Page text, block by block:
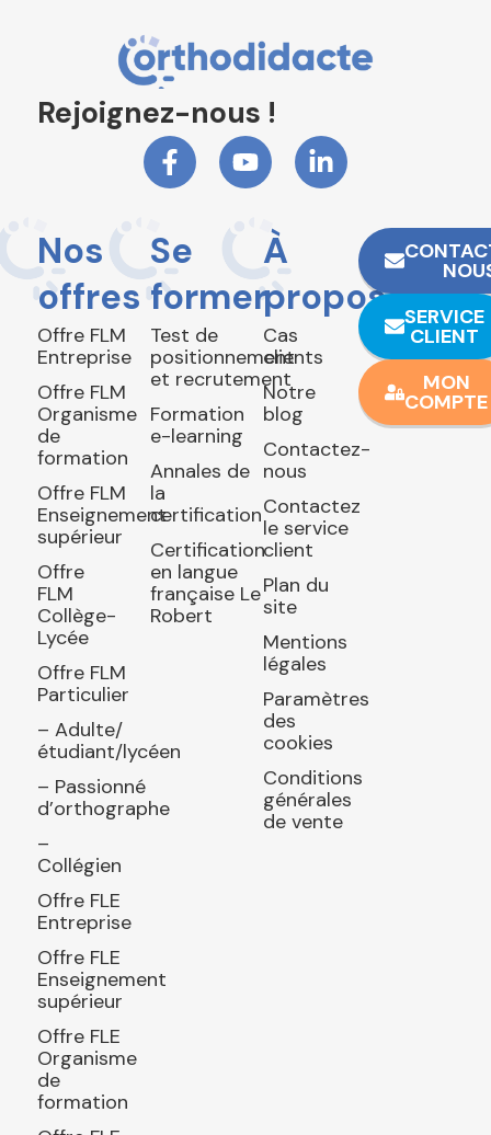
Rejoignez-nous !
Nos
offres
Offre FLM
Entreprise
Offre FLM
Organisme
de
formation
Offre FLM
Enseignement
supérieur
Offre
FLM
Collège-
Lycée
Offre FLM
Particulier
– Adulte/
étudiant/lycéen
– Passionné
d’orthographe
–
Collégien
Offre FLE
Entreprise
Offre FLE
Enseignement
supérieur
Offre FLE
Organisme
de
formation
Se
former
Test de
positionnement
et recrutement
Formation
e-learning
Annales de
la
certification
Certification
en langue
française Le
Robert
À
propos
Cas
clients
Notre
blog
Contactez-
nous
Contactez
le service
client
Plan du
site
Mentions
légales
Paramètres
des
cookies
Conditions
générales
de vente
SERVICE
CLIENT
MON
COMPTE